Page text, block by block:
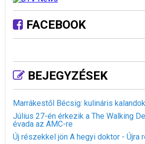
FACEBOOK
BEJEGYZÉSEK
Marrákestől Bécsig: kulináris
Július 27-én érkezik a The Walking
évada az AMC-re
Új részekkel jön A hegyi doktor - Újra